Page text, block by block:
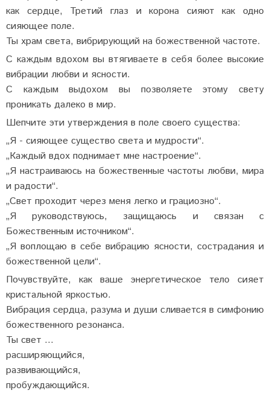
как сердце, Третий глаз и корона сияют как одно
сияющее поле.
Ты храм света, вибрирующий на божественной частоте.
С каждым вдохом вы втягиваете в себя более высокие
вибрации любви и ясности.
С каждым выдохом вы позволяете этому свету
проникать далеко в мир.
Шепчите эти утверждения в поле своего существа:
„Я - сияющее существо света и мудрости“.
„Каждый вдох поднимает мне настроение“.
„Я настраиваюсь на божественные частоты любви, мира
и радости“.
„Свет проходит через меня легко и грациозно“.
„Я руководствуюсь, защищаюсь и связан с
Божественным источником“.
„Я воплощаю в себе вибрацию ясности, сострадания и
божественной цели“.
Почувствуйте, как ваше энергетическое тело сияет
кристальной яркостью.
Вибрация сердца, разума и души сливается в симфонию
божественного резонанса.
Ты свет ...
расширяющийся,
развивающийся,
пробуждающийся.